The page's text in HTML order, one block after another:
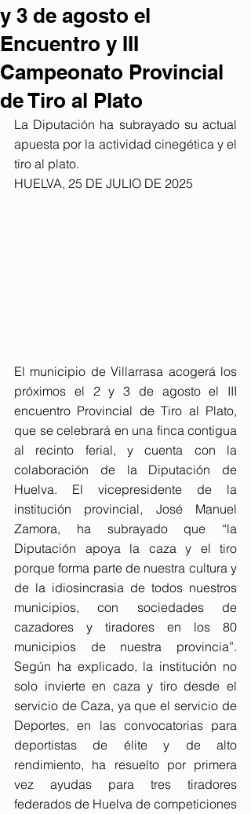
y 3 de agosto el
Encuentro y III
Campeonato Provincial
de Tiro al Plato
La Diputación ha subrayado su actual
apuesta por la actividad cinegética y el
tiro al plato.
HUELVA, 25 DE JULIO DE 2025
El municipio de Villarrasa acogerá los
próximos el 2 y 3 de agosto el III
encuentro Provincial de Tiro al Plato,
que se celebrará en una finca contigua
al recinto ferial, y cuenta con la
colaboración de la Diputación de
Huelva. El vicepresidente de la
institución provincial, José Manuel
Zamora, ha subrayado que “la
Diputación apoya la caza y el tiro
porque forma parte de nuestra cultura y
de la idiosincrasia de todos nuestros
municipios, con sociedades de
cazadores y tiradores en los 80
municipios de nuestra provincia”.
Según ha explicado, la institución no
solo invierte en caza y tiro desde el
servicio de Caza, ya que el servicio de
Deportes, en las convocatorias para
deportistas de élite y de alto
rendimiento, ha resuelto por primera
vez ayudas para tres tiradores
federados de Huelva de competiciones